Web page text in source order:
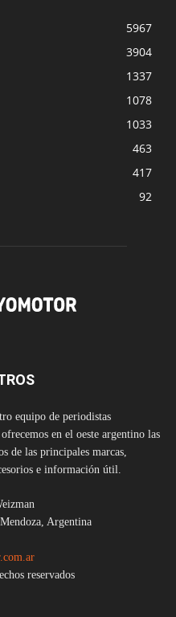
5967
3904
1337
1078
1033
463
417
92
equipo de periodistas
en el oeste argentino las
de las principales marcas,
e información útil.
Argentina
reservados